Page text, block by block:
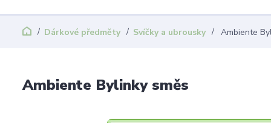
Dárkové předměty Svíčky a ubrousky Ambiente
Ambiente Bylinky směs